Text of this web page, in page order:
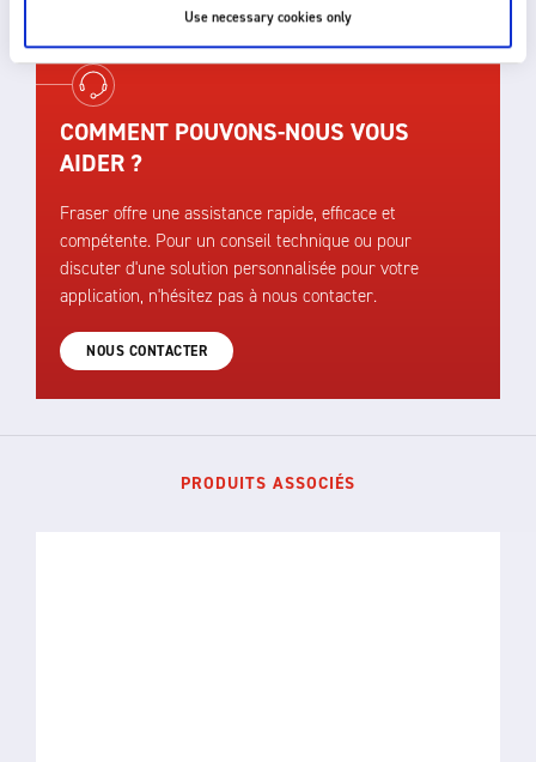
Use necessary cookies only
COMMENT POUVONS-NOUS VOUS
AIDER ?
Fraser offre une assistance rapide, efficace et
compétente. Pour un conseil technique ou pour
discuter d'une solution personnalisée pour votre
application, n'hésitez pas à nous contacter.
NOUS CONTACTER
PRODUITS ASSOCIÉS